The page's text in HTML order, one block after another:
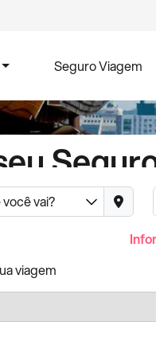
Seguro Viagem
do mercado.
viagem